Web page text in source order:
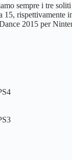
sempre i tre
rispettivamente
2015 per